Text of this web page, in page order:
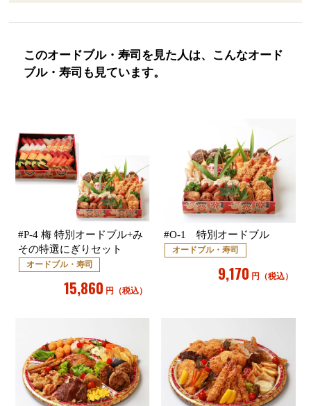
このオードブル・寿司を見た人は、こんなオード
ブル・寿司も見ています。
#P-4 梅 特別オードブル+み
その特選にぎりセット
オードブル・寿司
15,860 円（税込）
#O-1 特別オードブル
オードブル・寿司
9,170 円（税込）